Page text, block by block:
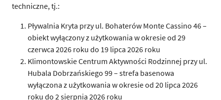
techniczne, tj.:
Pływalnia Kryta przy ul. Bohaterów Monte Cassino 46 –
obiekt wyłączony z użytkowania w okresie od 29
czerwca 2026 roku do 19 lipca 2026 roku
Klimontowskie Centrum Aktywności Rodzinnej przy ul.
Hubala Dobrzańskiego 99 – strefa basenowa
wyłączona z użytkowania w okresie od 20 lipca 2026
roku do 2 sierpnia 2026 roku